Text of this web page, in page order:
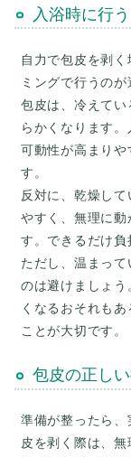
入浴時に行う
自力で包皮を剥
ミングで行うのが
包皮は、冷えて
らかくなります。
可動性が高まりや
す。
反対に、乾燥し
やすく、無理に動
す。できるだけ負
ただし、温まっ
のは避けましょ
くなるおそれも
包皮の正し
準備が整ったら
皮を剥く際は、無